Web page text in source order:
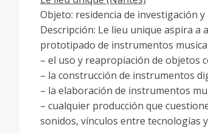
Objeto: residencia de investigación
Descripción: Le lieu unique aspira a
prototipado de instrumentos
– el uso y reapropiación de objetos
– la construcción de instrumentos
– la elaboración de instrumentos
– cualquier producción que
sonidos, vínculos entre tecnologías